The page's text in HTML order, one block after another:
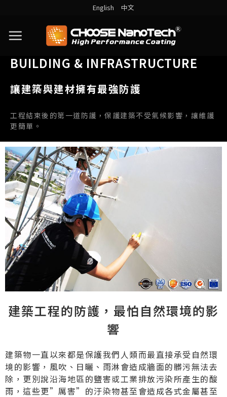
English 中文
BUILDING & INFRASTRUCTURE
讓建築與建材擁有最強防護
工程結束後的第一道防護，保護建築不受氣候影響，讓維護
更簡單。
建築工程的防護，最怕自然環境的影
響
建築物一直以來都是保護我們人類而最直接承受自然環
境的影響，風吹、日曬、雨淋會造成牆面的髒污無法去
除，更別說沿海地區的鹽害或工業排放污染所產生的酸
雨，這些更”厲害”的汙染物甚至會造成各式金屬甚至